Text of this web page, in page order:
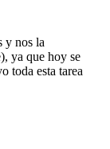
y nos la
ya que hoy se
toda esta tarea